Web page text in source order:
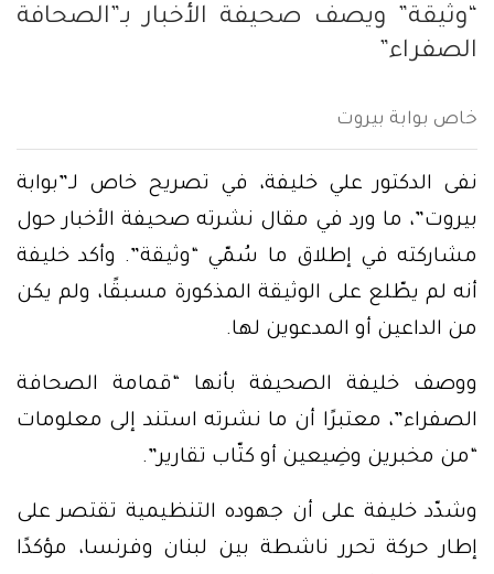
“وثيقة” ويصف صحيفة الأخبار بـ”الصحافة
الصفراء”
خاص بوابة بيروت
نفى الدكتور علي خليفة، في تصريح خاص لـ”بوابة
بيروت”، ما ورد في مقال نشرته صحيفة الأخبار حول
مشاركته في إطلاق ما سُمّي “وثيقة”. وأكد خليفة
أنه لم يطّلع على الوثيقة المذكورة مسبقًا، ولم يكن
من الداعين أو المدعوين لها.
ووصف خليفة الصحيفة بأنها “قمامة الصحافة
الصفراء”، معتبرًا أن ما نشرته استند إلى معلومات
“من مخبرين وضِيعين أو كتّاب تقارير”.
وشدّد خليفة على أن جهوده التنظيمية تقتصر على
إطار حركة تحرر ناشطة بين لبنان وفرنسا، مؤكدًا